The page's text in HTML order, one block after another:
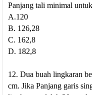
Panjang tali minimal
A.120
B. 126,28
C. 162,8
D. 182,8
12. Dua buah lingkaran
cm. Jika Panjang garis